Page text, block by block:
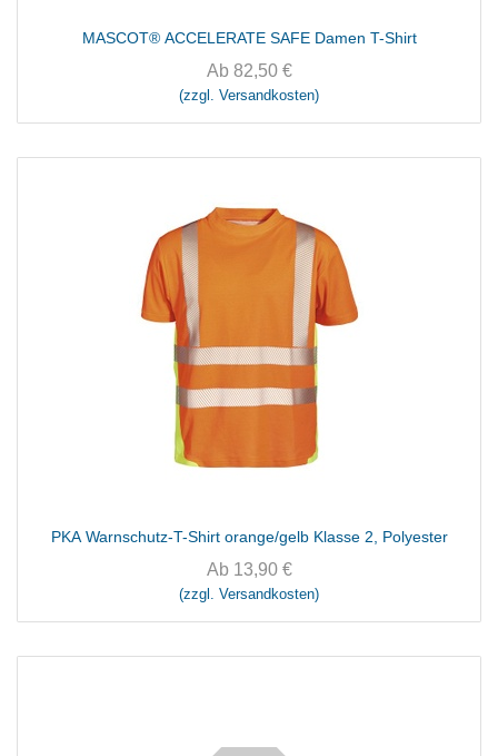
MASCOT® ACCELERATE SAFE Damen T-Shirt
Ab 82,50€
(zzgl. Versandkosten)
PKA Warnschutz-T-Shirt orange/gelb Klasse 2, Polyester
Ab 13,90€
(zzgl. Versandkosten)